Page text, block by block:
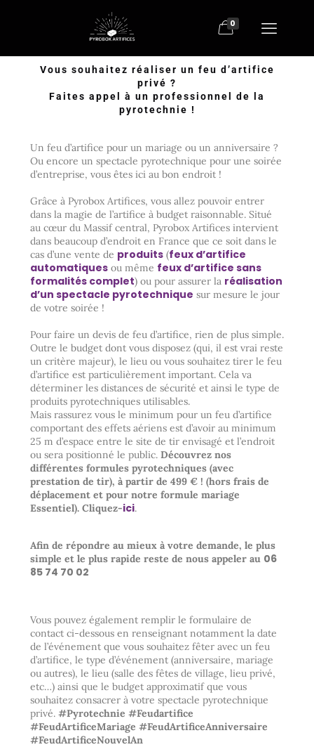
0
Vous souhaitez réaliser un feu d’artifice
privé ?
Faites appel à un professionnel de la
pyrotechnie !
Un feu d’artifice pour un mariage ou un anniversaire ?
Ou encore un spectacle pyrotechnique pour une soirée
d’entreprise, vous êtes ici au bon endroit !
Grâce à Pyrobox Artifices, vous allez pouvoir entrer
dans la magie de l’artifice à budget raisonnable. Situé
au cœur du Massif central, Pyrobox Artifices intervient
dans beaucoup d’endroit en France que ce soit dans le
cas d’une vente de produits (feux d’artifice
automatiques ou même feux d’artifice sans
formalités complet) ou pour assurer la réalisation
d’un spectacle pyrotechnique sur mesure le jour
de votre soirée !
Pour faire un devis de feu d’artifice, rien de plus simple.
Outre le budget dont vous disposez (qui, il est vrai reste
un critère majeur), le lieu ou vous souhaitez tirer le feu
d’artifice est particulièrement important. Cela va
déterminer les distances de sécurité et ainsi le type de
produits pyrotechniques utilisables.
Mais rassurez vous le minimum pour un feu d’artifice
comportant des effets aériens est d’avoir au minimum
25 m d’espace entre le site de tir envisagé et l’endroit
ou sera positionné le public. Découvrez nos
différentes formules pyrotechniques (avec
prestation de tir), à partir de 499 € ! (hors frais de
déplacement et pour notre formule mariage
Essentiel). Cliquez-ici.
Afin de répondre au mieux à votre demande, le plus
simple et le plus rapide reste de nous appeler au 06
85 74 70 02
Vous pouvez également remplir le formulaire de
contact ci-dessous en renseignant notamment la date
de l’événement que vous souhaitez fêter avec un feu
d’artifice, le type d’événement (anniversaire, mariage
ou autres), le lieu (salle des fêtes de village, lieu privé,
etc…) ainsi que le budget approximatif que vous
souhaitez consacrer à votre spectacle pyrotechnique
privé. #Pyrotechnie #Feudartifice
#FeudArtificeMariage #FeudArtificeAnniversaire
#FeudArtificeNouvelAn